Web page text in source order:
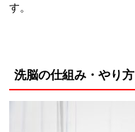
す。
洗脳の仕組み・やり方